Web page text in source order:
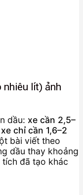
nhiêu lít) ảnh
dầu: xe cần 2,5–
chỉ cần 1,6–2
bài viết theo
dầu thay khoảng
đã tạo khác